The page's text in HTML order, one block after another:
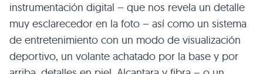
instrumentación digital – que nos revela un detalle
muy esclarecedor en la foto – así como un sistema
de entretenimiento con un modo de visualización
deportivo, un volante achatado por la base y por